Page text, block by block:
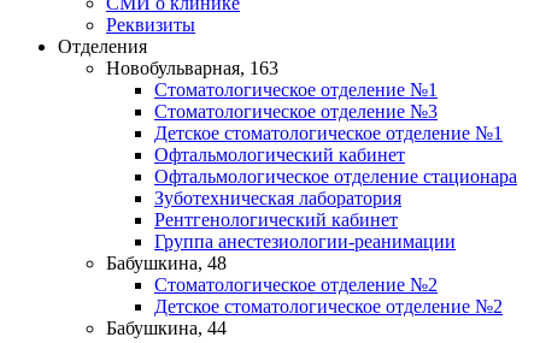
Реквизиты
Отделения
Новобульварная, 163
Стоматологическое отделение №1
Стоматологическое отделение №3
Детское стоматологическое отделение №1
Офтальмологический кабинет
Офтальмологическое отделение стационара
Зуботехническая лаборатория
Рентгенологический кабинет
Группа анестезиологии-реанимации
Бабушкина, 48
Стоматологическое отделение №2
Детское стоматологическое отделение №2
Бабушкина, 44